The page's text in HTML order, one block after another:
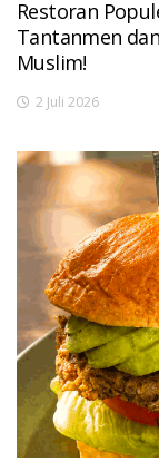
Restoran
Tantanmen
Muslim!
2 Juli 2026